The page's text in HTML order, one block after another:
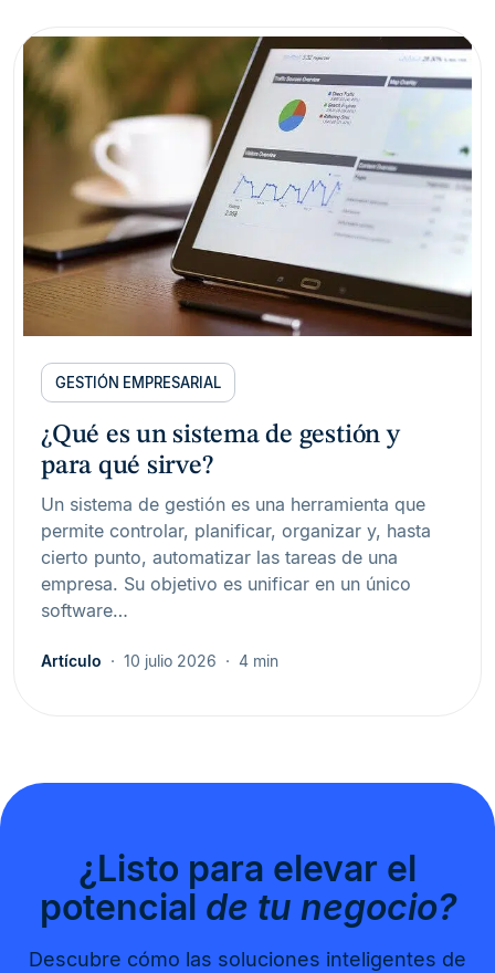
GESTIÓN EMPRESARIAL
¿Qué es un sistema de gestión y
para qué sirve?
Un sistema de gestión es una herramienta que
permite controlar, planificar, organizar y, hasta
cierto punto, automatizar las tareas de una
empresa. Su objetivo es unificar en un único
software…
Artículo 10 julio 2026 4 min
¿Listo para elevar el
potencial de tu negocio?
Descubre cómo las soluciones inteligentes de